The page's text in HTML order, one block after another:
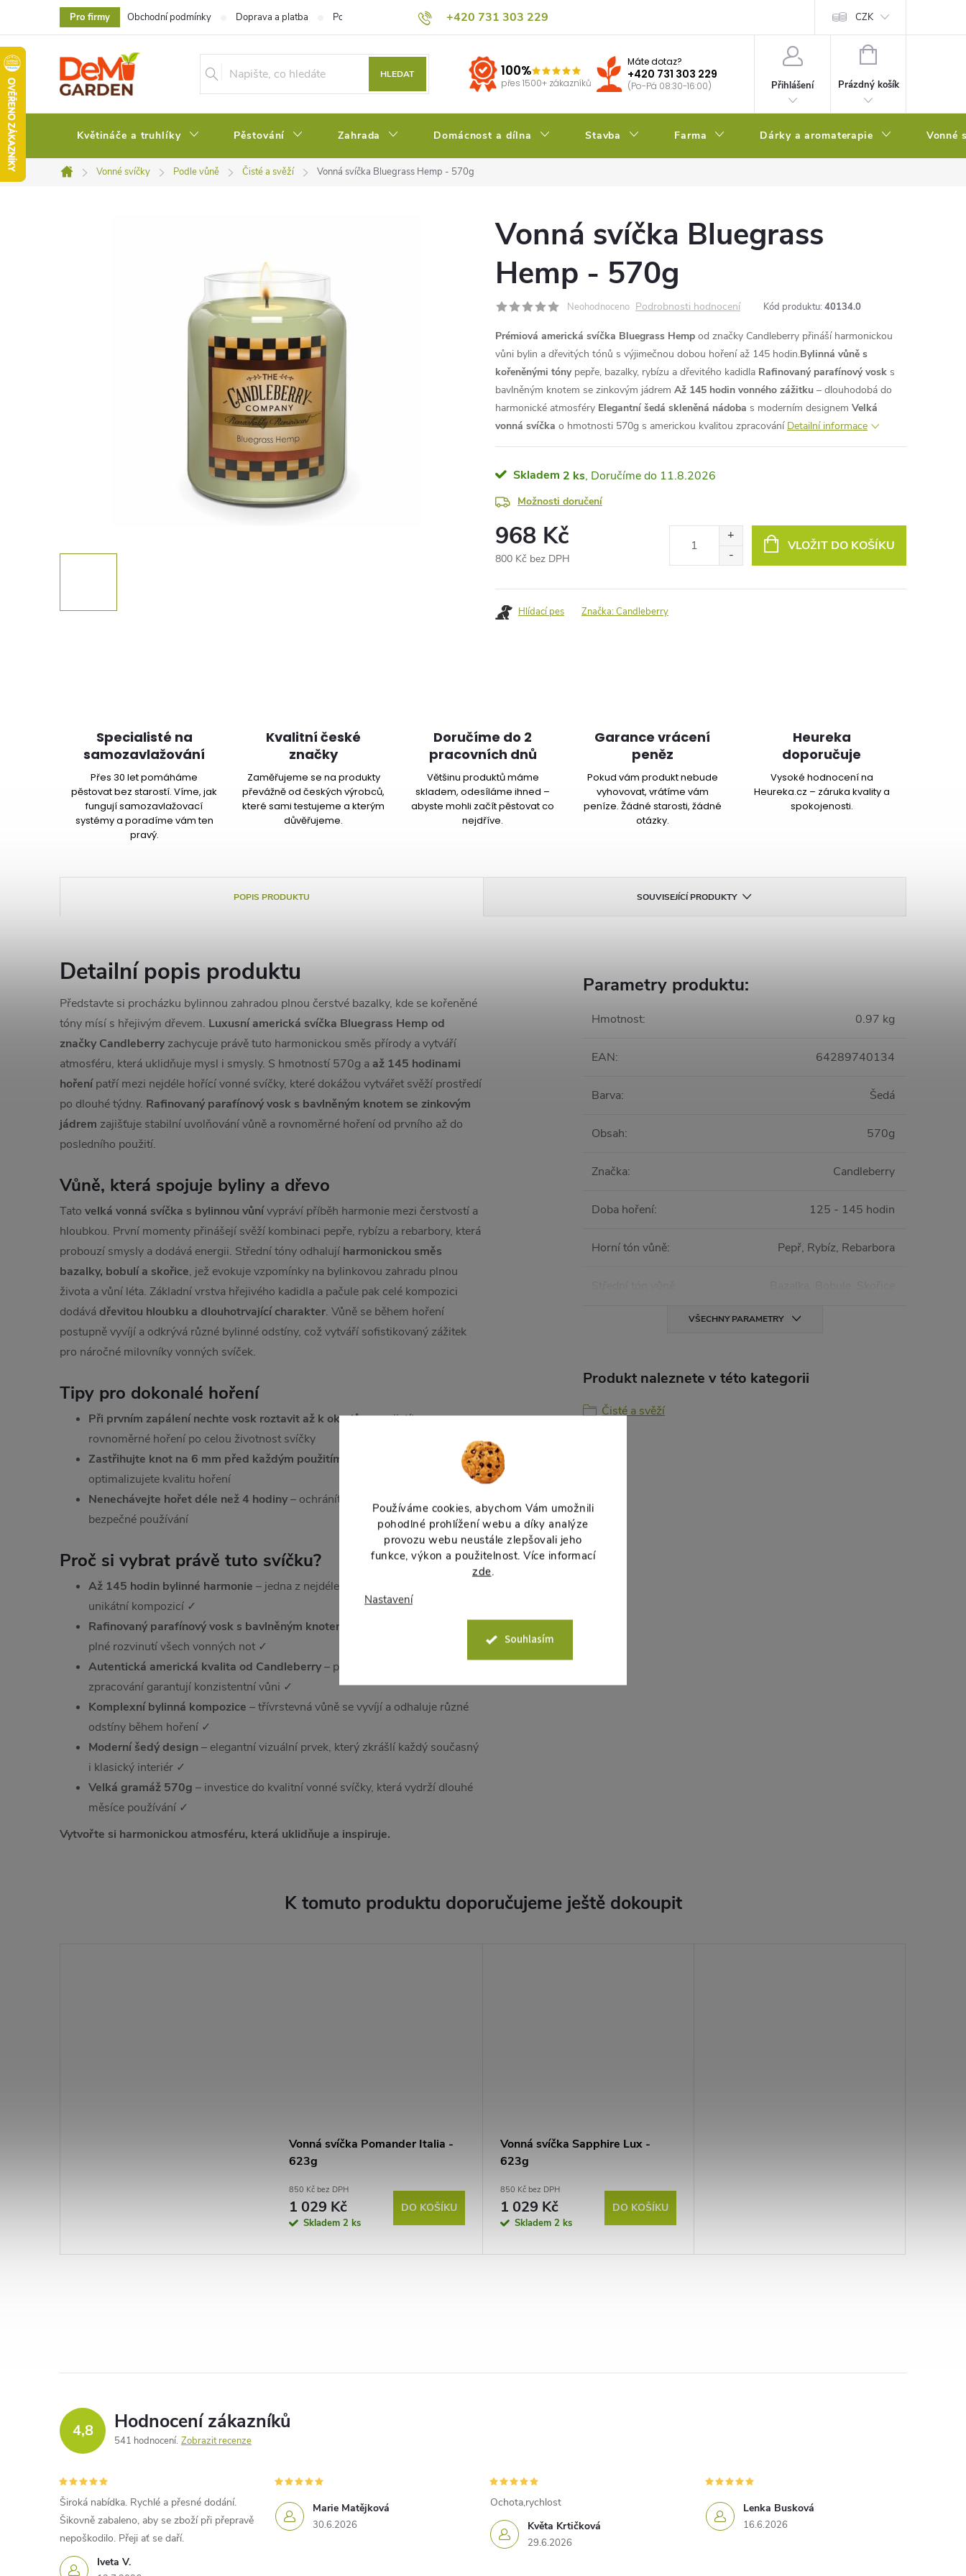
Používáme cookies, abychom Vám umožnili
pohodlné prohlížení webu a díky analýze
provozu webu neustále zlepšovali jeho
funkce, výkon a použitelnost. Více informací
zde.
Nastavení
Souhlasím
obsah
+420 731 303 229
Pro firmy Obchodní podmínky Doprava a platba Podmínky ochrany osobních údajů Pěstitelský blog CZK
HLEDAT 100%
přes 1500+ zákazníků
Máte dotaz?
+420 731 303 229
(Po-Pá 08:30-16:00) Přihlášení
NÁKUPNÍ
Prázdný košík
Květináče a truhlíky Pěstování Zahrada Domácnost a dílna Stavba Farma Dárky a aromaterapie Vonné
Domů
Vonné svíčky Podle vůně Čisté a svěží Vonná svíčka Bluegrass Hemp - 570g
Vonná svíčka Bluegrass
Hemp - 570g
Neohodnoceno Podrobnosti hodnocení Kód produktu: 40134.0
Prémiová americká svíčka Bluegrass Hemp od značky Candleberry přináší harmonickou
vůni bylin a dřevitých tónů s výjimečnou dobou hoření až 145 hodin.Bylinná vůně s
kořeněnými tónypepře, bazalky, rybízu a dřevitého kadidla Rafinovaný parafínový vosk s
bavlněným knotem se zinkovým jádrem Až 145 hodin vonného zážitku – dlouhodobá do
harmonické atmosféry Elegantní šedá skleněná nádoba s moderním designem Velká
vonná svíčka o hmotnosti 570g s americkou kvalitou zpracování Detailní informace
Skladem 2 ks 11.8.2026
Možnosti doručení
968 Kč
800 Kč bez DPH
cena:
VLOŽIT DO KOŠÍKU
Hlídací pes Značka:Candleberry
Specialisté na
samozavlažování
Přes 30 let pomáháme
pěstovat bez starostí. Víme, jak
fungují samozavlažovací
systémy a poradíme vám ten
pravý.
Kvalitní české
značky
Zaměřujeme se na produkty
převážně od českých výrobců,
které sami testujeme a kterým
důvěřujeme.
Doručíme do 2
pracovních dnů
Většinu produktů máme
skladem, odesíláme ihned –
abyste mohli začít pěstovat co
nejdříve.
Garance vrácení
peněz
Pokud vám produkt nebude
vyhovovat, vrátíme vám
peníze. Žádné starosti, žádné
otázky.
Heureka
doporučuje
Vysoké hodnocení na
Heureka.cz – záruka kvality a
spokojenosti.
POPIS PRODUKTU SOUVISEJÍCÍ PRODUKTY
Detailní popis produktu
Představte si procházku bylinnou zahradou plnou čerstvé bazalky, kde se kořeněné
tóny mísí s hřejivým dřevem. Luxusní americká svíčka Bluegrass Hemp od
značky Candleberryzachycuje právě tuto harmonickou směs přírody a vytváří
atmosféru, která uklidňuje mysl i smysly. S hmotností 570g a až 145 hodinami
hořenípatří mezi nejdéle hořící vonné svíčky, které dokážou vytvářet svěží prostředí
po dlouhé týdny. Rafinovaný parafínový vosk s bavlněným knotem se zinkovým
jádrem zajišťuje stabilní uvolňování vůně a rovnoměrné hoření od prvního až do
posledního použití.
Vůně, která spojuje byliny a dřevo
Tato velká vonná svíčka s bylinnou vůnívypráví příběh harmonie mezi čerstvostí a
hloubkou. První momenty přinášejí svěží kombinaci pepře, rybízu a rebarbory, která
probouzí smysly a dodává energii. Střední tóny odhalují harmonickou směs
bazalky, bobulí a skořice, jež evokuje vzpomínky na bylinkovou zahradu plnou
života a vůní léta. Základní vrstva hřejivého kadidla a pačule pak celé kompozici
dodávádřevitou hloubku a dlouhotrvající charakter. Vůně se během hoření
postupně vyvíjí a odkrývá různé bylinné odstíny, což vytváří sofistikovaný zážitek
pro náročné milovníky vonných svíček.
Tipy pro dokonalé hoření
Při prvním zapálení nechte vosk roztavit až k okrajům– zajistíte
rovnoměrné hoření po celou životnost svíčky
Zastřihujte knot na 6 mm před každým použitím
– prodloužíte životnost a
optimalizujete kvalitu hoření
Nenechávejte hořet déle než 4 hodiny– ochráníte intenzitu vůně a zajistíte
bezpečné používání
Proč si vybrat právě tuto svíčku?
Až 145 hodin bylinné harmonie – jedna z nejdéle hořících luxusních svíček s
unikátní kompozicí ✓
Rafinovaný parafínový vosk s bavlněným knotem
plné rozvinutí všech vonných not ✓
Autentická americká kvalita od Candleberry– prémiové materiály a pečlivé
zpracování garantují konzistentní vůni ✓
Komplexní bylinná kompozice – třívrstevná vůně se vyvíjí a odhaluje různé
odstíny během hoření ✓
Moderní šedý design– elegantní vizuální prvek, který zkrášlí každý současný
i klasický interiér ✓
Velká gramáž 570g – investice do kvalitní vonné svíčky, která vydrží dlouhé
měsíce používání ✓
Vytvořte si harmonickou atmosféru, která uklidňuje a inspiruje.
Parametry produktu:
Hmotnost: 0.97 kg
EAN: 64289740134
Barva: Šedá
Obsah: 570g
Značka: Candleberry
Doba hoření: 125 - 145 hodin
Horní tón vůně: Pepř, Rybíz, Rebarbora
VŠECHNY PARAMETRY
Produkt naleznete v této kategorii
Čisté a svěží
K tomuto produktu doporučujeme ještě dokoupit
Vonná svíčka Pomander Italia -
623g
850 Kč bez DPH
1 029 Kč
Skladem 2 ks
DO KOŠÍKU
Vonná svíčka Sapphire Lux -
623g
850 Kč bez DPH
1 029 Kč
Skladem 2 ks
DO KOŠÍKU
4,8 Hodnocení zákazníků
541 hodnocení Zobrazit recenze
Iveta V.
Široká nabídka. Rychlé a přesné dodání.
Šikovně zabaleno, aby se zboží při přepravě
nepoškodilo. Přeji ať se daří.
Marie Matějková
30.6.2026 Květa Krtičková
29.6.2026
Ochota,rychlost Lenka Busková
16.6.2026